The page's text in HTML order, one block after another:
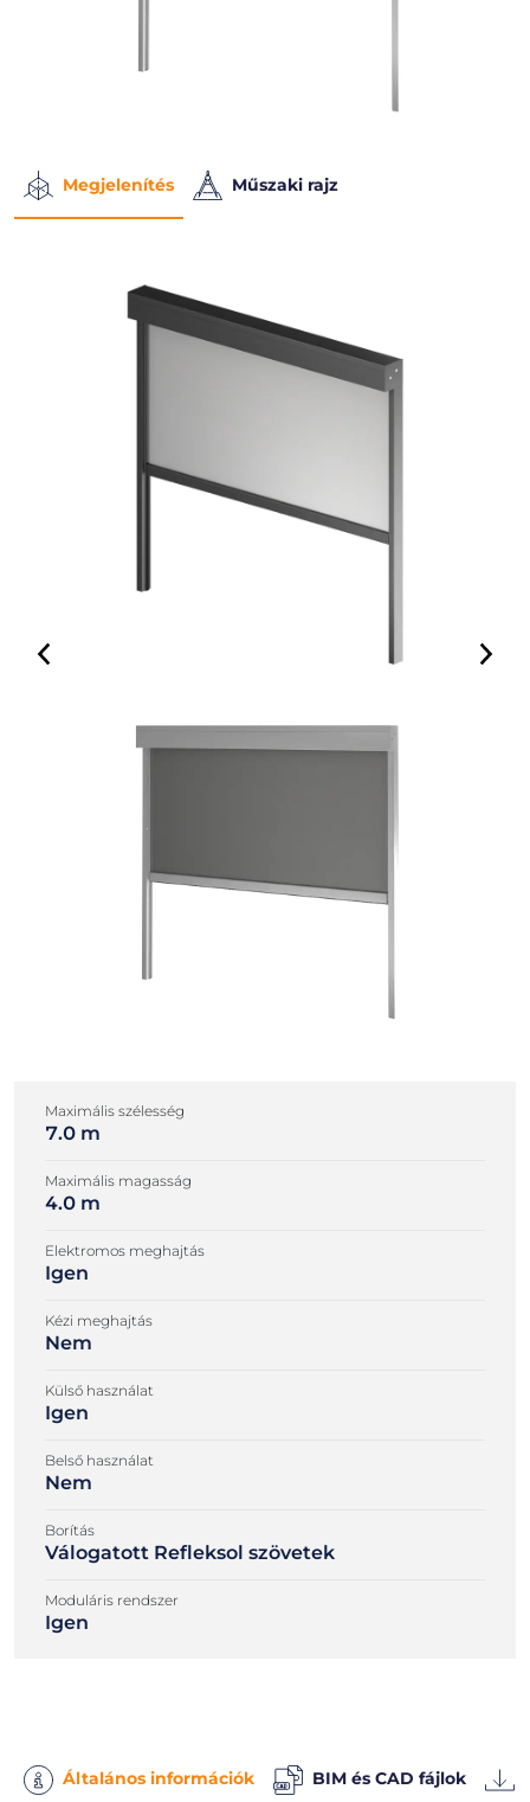
Maximális szélesség
7.0 m
Maximális magasság
4.0 m
Elektromos meghajtás
Igen
Kézi meghajtás
Nem
Külső használat
Igen
Belső használat
Nem
Borítás
Válogatott Refleksol szövetek
Moduláris rendszer
Igen
Megjelenítés Műszaki rajz
Általános információk BIM és CAD fájlok